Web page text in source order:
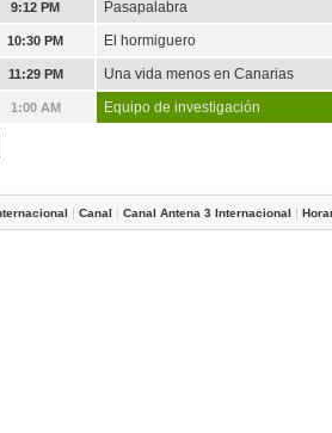
9:12 PM Pasapalabra
10:30 PM El hormiguero
11:29 PM Una vida menos en Canarias
1:00 AM Equipo de investigación
| Canal | Canal Antena 3 Internacional |